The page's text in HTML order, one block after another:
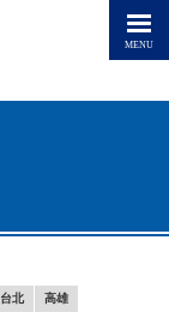
台北 高雄